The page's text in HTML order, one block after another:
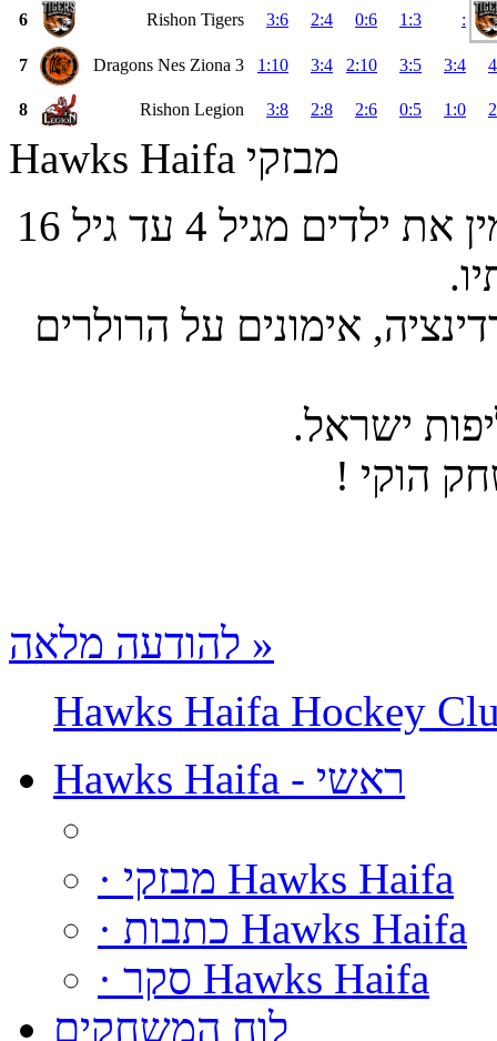
6 Rishon Tigers 3:6 2:4 0:6 1:3 :
7 Dragons Nes Ziona 3 1:10 3:4 2:10 3:5 3:4
8 Rishon Legion 3:8 2:8 2:6 0:5 1:0
Hawks Haifa מבזקי
מועדון הוקי Hawks Haifa חיפה מזמין את ילדים מגיל 4 עד גיל 16
אימונים על הרולרים
ישראל.
הוקי !
להודעה מלאה »
Hawks Haifa Hockey
Hawks Haifa - ראשי
· מבזקי Hawks Haifa
· כתבות Hawks Haifa
· סקר Hawks Haifa
לוח המשחקים